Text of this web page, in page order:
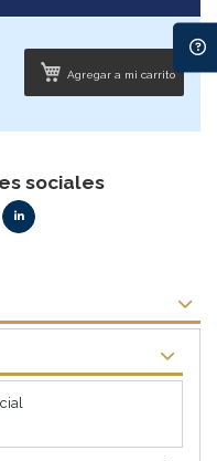
Agregar a mi carrito
sociales